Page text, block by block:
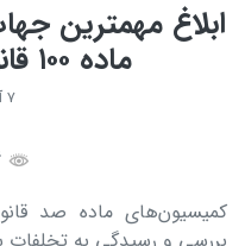
ابلاغ مهمترین
ماده ۱۰۰ قانون شهرداری‌ها
۷ آبان ۱۴۰۳
کمیسیون‌های ماده صد